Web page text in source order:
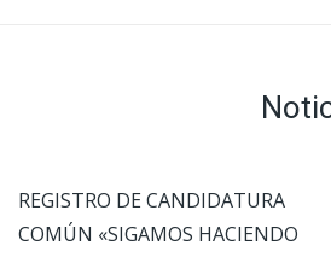
REGISTRO DE CANDIDATURA
COMÚN «SIGAMOS HACIENDO